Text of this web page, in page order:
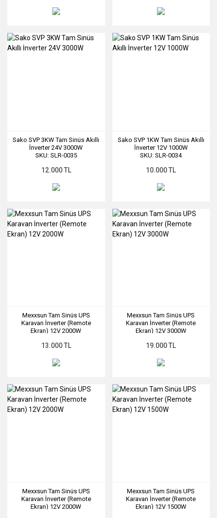
Sako SVP 3KW Tam Sinüs Akıllı
İnverter 24V 3000W
SKU: SLR-0035
12.000 TL
Sako SVP 1KW Tam Sinüs Akıllı
İnverter 12V 1000W
SKU: SLR-0034
10.000 TL
Mexxsun Tam Sinüs UPS
Karavan İnverter (Remote
Ekran) 12V 2000W
13.000 TL
Mexxsun Tam Sinüs UPS
Karavan İnverter (Remote
Ekran) 12V 3000W
19.000 TL
Mexxsun Tam Sinüs UPS
Karavan İnverter (Remote
Ekran) 12V 2000W
Mexxsun Tam Sinüs UPS
Karavan İnverter (Remote
Ekran) 12V 1500W